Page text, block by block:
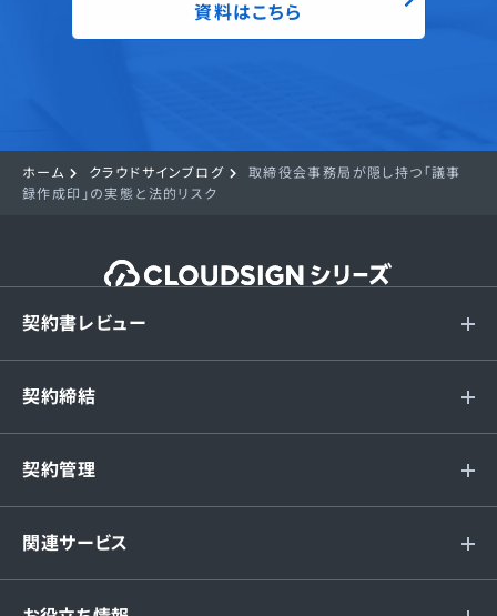
資料はこちら
ホーム クラウドサインブログ
取締役会事務局が隠し持つ「議事
録作成印」の実態と法的リスク
契約書レビュー
契約締結
契約管理
関連サービス